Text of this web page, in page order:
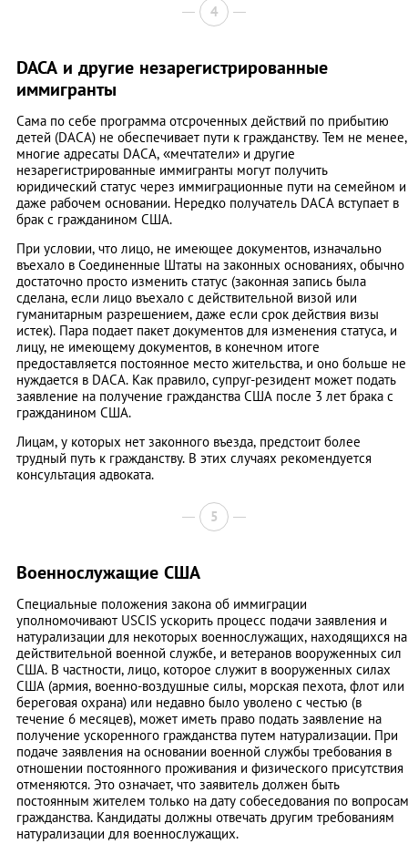
4
DACA и другие незарегистрированные
иммигранты
Сама по себе программа отсроченных действий по прибытию
детей (DACA) не обеспечивает пути к гражданству. Тем не менее,
многие адресаты DACA, «мечтатели» и другие
незарегистрированные иммигранты могут получить
юридический статус через иммиграционные пути на семейном и
даже рабочем основании. Нередко получатель DACA вступает в
брак с гражданином США.
При условии, что лицо, не имеющее документов, изначально
въехало в Соединенные Штаты на законных основаниях, обычно
достаточно просто изменить статус (законная запись была
сделана, если лицо въехало с действительной визой или
гуманитарным разрешением, даже если срок действия визы
истек). Пара подает пакет документов для изменения статуса, и
лицу, не имеющему документов, в конечном итоге
предоставляется постоянное место жительства, и оно больше не
нуждается в DACA. Как правило, супруг-резидент может подать
заявление на получение гражданства США после 3 лет брака с
гражданином США.
Лицам, у которых нет законного въезда, предстоит более
трудный путь к гражданству. В этих случаях рекомендуется
консультация адвоката.
5
Военнослужащие США
Специальные положения закона об иммиграции
уполномочивают USCIS ускорить процесс подачи заявления и
натурализации для некоторых военнослужащих, находящихся на
действительной военной службе, и ветеранов вооруженных сил
США. В частности, лицо, которое служит в вооруженных силах
США (армия, военно-воздушные силы, морская пехота, флот или
береговая охрана) или недавно было уволено с честью (в
течение 6 месяцев), может иметь право подать заявление на
получение ускоренного гражданства путем натурализации. При
подаче заявления на основании военной службы требования в
отношении постоянного проживания и физического присутствия
отменяются. Это означает, что заявитель должен быть
постоянным жителем только на дату собеседования по вопросам
гражданства. Кандидаты должны отвечать другим требованиям
натурализации для военнослужащих.